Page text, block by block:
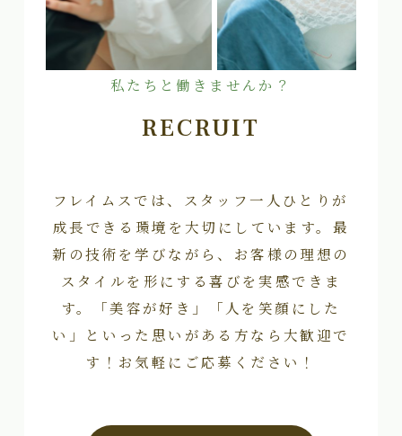
私たちと働きませんか？
RECRUIT
フレイムスでは、スタッフ一人ひとりが
成長できる環境を大切にしています。最
新の技術を学びながら、お客様の理想の
スタイルを形にする喜びを実感できま
す。「美容が好き」「人を笑顔にした
い」といった思いがある方なら大歓迎で
す！お気軽にご応募ください！